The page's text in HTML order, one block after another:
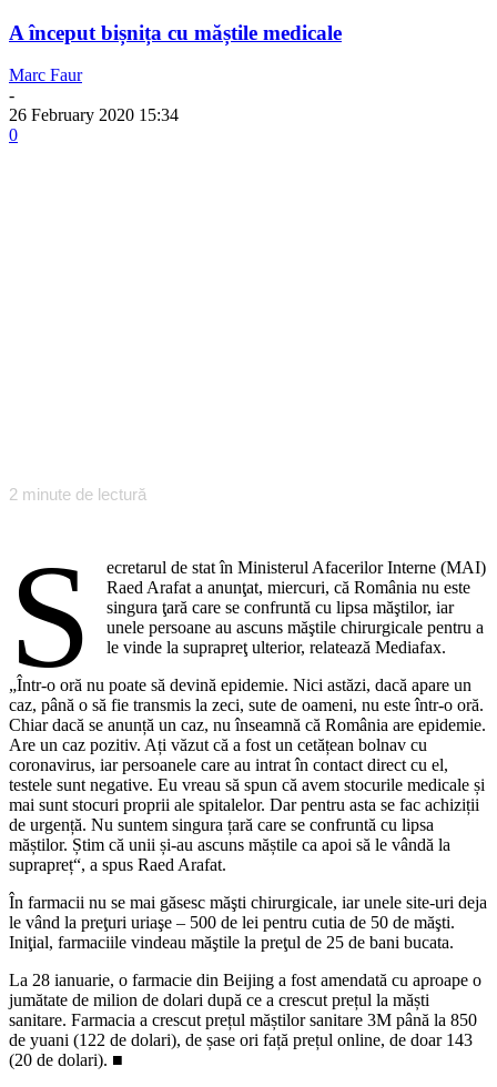
A început bișnița cu măștile medicale
Marc Faur
-
26 February 2020 15:34
0
2 minute de lectură
S
ecretarul de stat în Ministerul Afacerilor Interne (MAI)
Raed Arafat a anunţat, miercuri, că România nu este
singura ţară care se confruntă cu lipsa măştilor, iar
unele persoane au ascuns măştile chirurgicale pentru a
le vinde la suprapreţ ulterior, relatează Mediafax.
„Într-o oră nu poate să devină epidemie. Nici astăzi, dacă apare un
caz, până o să fie transmis la zeci, sute de oameni, nu este într-o oră.
Chiar dacă se anunță un caz, nu înseamnă că România are epidemie.
Are un caz pozitiv. Ați văzut că a fost un cetățean bolnav cu
coronavirus, iar persoanele care au intrat în contact direct cu el,
testele sunt negative. Eu vreau să spun că avem stocurile medicale și
mai sunt stocuri proprii ale spitalelor. Dar pentru asta se fac achiziții
de urgență. Nu suntem singura țară care se confruntă cu lipsa
măștilor. Știm că unii și-au ascuns măștile ca apoi să le vândă la
suprapreț“, a spus Raed Arafat.
În farmacii nu se mai găsesc măşti chirurgicale, iar unele site-uri deja
le vând la preţuri uriaşe – 500 de lei pentru cutia de 50 de măşti.
Iniţial, farmaciile vindeau măştile la preţul de 25 de bani bucata.
La 28 ianuarie, o farmacie din Beijing a fost amendată cu aproape o
jumătate de milion de dolari după ce a crescut prețul la măști
sanitare. Farmacia a crescut prețul măștilor sanitare 3M până la 850
de yuani (122 de dolari), de șase ori față prețul online, de doar 143
(20 de dolari). ■